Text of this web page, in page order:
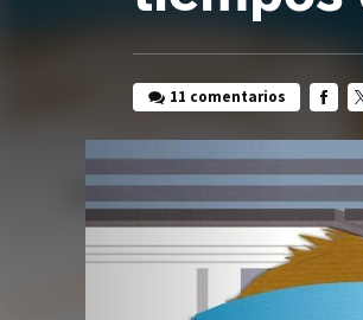
11 comentarios